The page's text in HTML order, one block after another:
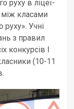
руху в ліцеї-
між класами
Учні
з правил
конкурсів І
(10-11